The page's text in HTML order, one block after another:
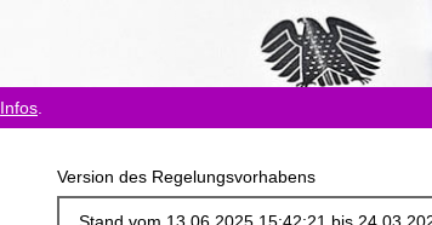
Infos
Version des Regelungsvorhabens